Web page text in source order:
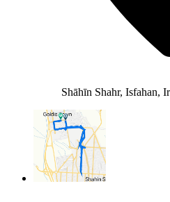
Shāhīn Shahr, Isfahan,